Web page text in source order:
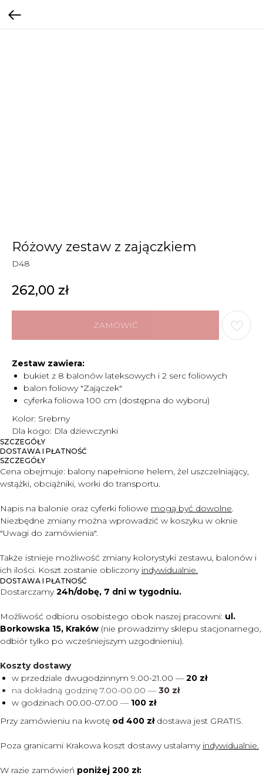
Różowy zestaw z zajączkiem
D48
262,00 zł
ZAMÓWIĆ
Zestaw zawiera:
bukiet z 8 balonów lateksowych i 2 serc foliowych
balon foliowy "Zajączek"
cyferka foliowa 100 cm (dostępna do wyboru)
Kolor: Srebrny
Dla kogo: Dla dziewczynki
SZCZEGÓŁY
DOSTAWA I PŁATNOŚĆ
SZCZEGÓŁY
Cena obejmuje: balony napełnione helem, żel uszczelniający,
wstążki, obciążniki, worki do transportu.
Napis na balonie oraz cyferki foliowe mogą być dowolne.
Niezbędne zmiany można wprowadzić w koszyku w oknie
"Uwagi do zamówienia".
Także istnieje możliwość zmiany kolorystyki zestawu, balonów i
ich ilości. Koszt zostanie obliczony indywidualnie.
DOSTAWA I PŁATNOŚĆ
Dostarczamy24h/dobę, 7 dni w tygodniu.
Możliwość odbioru osobistego obok naszej pracowni: ul.
Borkowska 15, Kraków (nie prowadzimy sklepu stacjonarnego,
odbiór tylko po wcześniejszym uzgodnieniu).
Koszty dostawy
w przedziale dwugodzinnym 9.00-21.00 — 20 zł
na dokładną godzinę 7.00-00.00 — 30 zł
w godzinach 00.00-07.00 — 100 zł
Przy zamówieniu na kwotę od 400 zł dostawa jest GRATIS.
Poza granicami Krakowa koszt dostawy ustalamy indywidualnie.
W razie zamówień poniżej 200 zł: